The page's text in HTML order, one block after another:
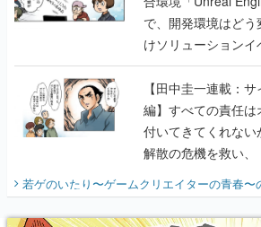
で、開発環境はど
けソリューション
に行って、より理
【田中圭一連載：
編】すべての責任は
付いてきてくれな
解散の危機を救い
『少年ジャンプ』
り】
若ゲのいたり〜ゲームクリエイターの青春〜